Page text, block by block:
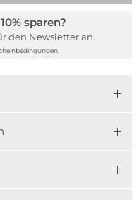
sparen?
den Newsletter an.